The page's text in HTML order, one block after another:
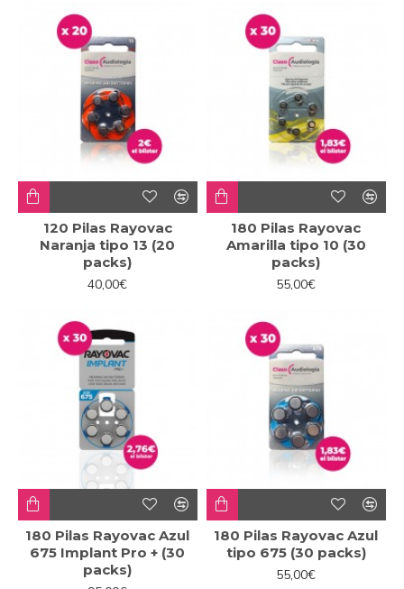
120 Pilas Rayovac
Naranja tipo 13 (20
packs)
40,00€
180 Pilas Rayovac
Amarilla tipo 10 (30
packs)
55,00€
180 Pilas Rayovac Azul
675 Implant Pro + (30
packs)
180 Pilas Rayovac Azul
tipo 675 (30 packs)
55,00€